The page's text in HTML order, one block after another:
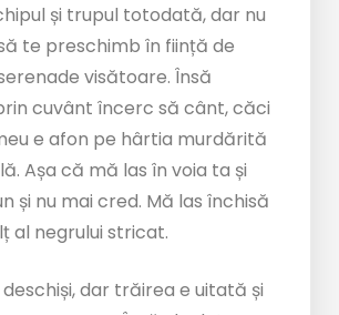
și trupul totodată, dar nu
te preschimb în ființă de
visătoare. Însă
cuvânt încerc să cânt, căci
e afon pe hârtia murdărită
Așa că mă las în voia ta și
și nu mai cred. Mă las închisă
al negrului stricat.
dar trăirea e uitată și